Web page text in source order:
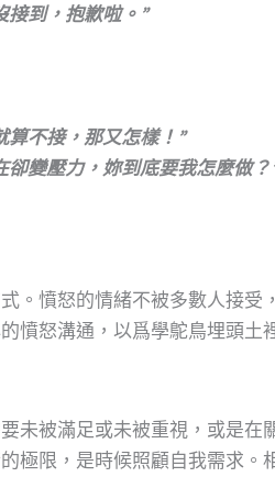
到，抱歉啦。”
不接，那又怎樣！”
變壓力，妳到底要我怎麼做？
。憤怒的情緒不被多數人接受
憤怒溝通，以爲學鴕鳥埋頭土
未被滿足或未被重視，或是在
極限，是時候照顧自我需求。